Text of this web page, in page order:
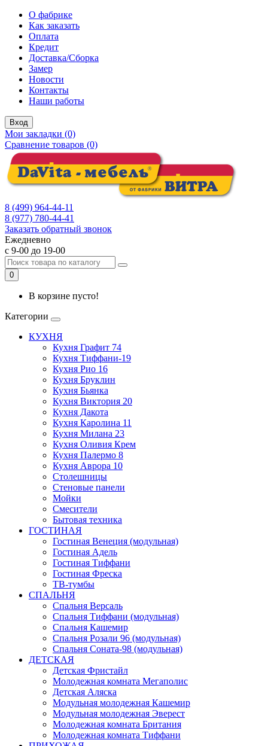
О фабрике
Как заказать
Оплата
Кредит
Доставка/Сборка
Замер
Новости
Контакты
Наши работы
Вход
Мои закладки (0)
Сравнение товаров (0)
8 (499) 964-44-11
8 (977) 780-44-41
Заказать обратный звонок
Ежедневно
с 9-00 до 19-00
0
В корзине пусто!
Категории
КУХНЯ
Кухня Графит 74
Кухня Тиффани-19
Кухня Рио 16
Кухня Бруклин
Кухня Бьянка
Кухня Виктория 20
Кухня Дакота
Кухня Каролина 11
Кухня Милана 23
Кухня Оливия Крем
Кухня Палермо 8
Кухня Аврора 10
Столешницы
Стеновые панели
Мойки
Смесители
Бытовая техника
ГОСТИНАЯ
Гостиная Венеция (модульная)
Гостиная Адель
Гостиная Тиффани
Гостиная Фреска
ТВ-тумбы
СПАЛЬНЯ
Спальня Версаль
Спальня Тиффани (модульная)
Спальня Кашемир
Спальня Розали 96 (модульная)
Спальня Соната-98 (модульная)
ДЕТСКАЯ
Детская Фристайл
Молодежная комната Мегаполис
Детская Аляска
Модульная молодежная Кашемир
Модульная молодежная Эверест
Молодежная комната Британия
Молодежная комната Тиффани